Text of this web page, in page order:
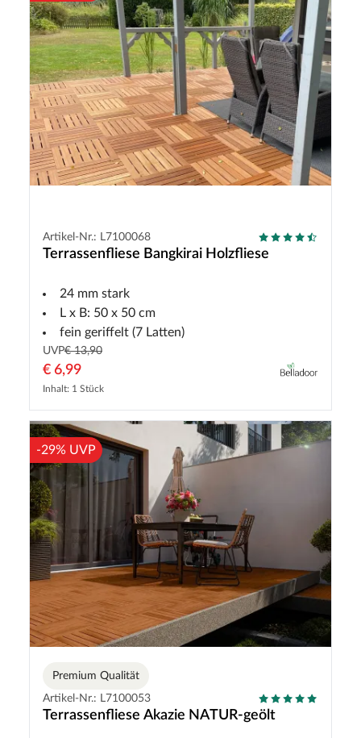
Artikel-Nr.: L7100068
Terrassenfliese Bangkirai Holzfliese
24 mm stark
L x B: 50 x 50 cm
fein geriffelt (7 Latten)
UVP€ 13,90
€ 6,99
Inhalt: 1 Stück
-29% UVP
Premium Qualität
Artikel-Nr.: L7100053
Terrassenfliese Akazie NATUR-geölt